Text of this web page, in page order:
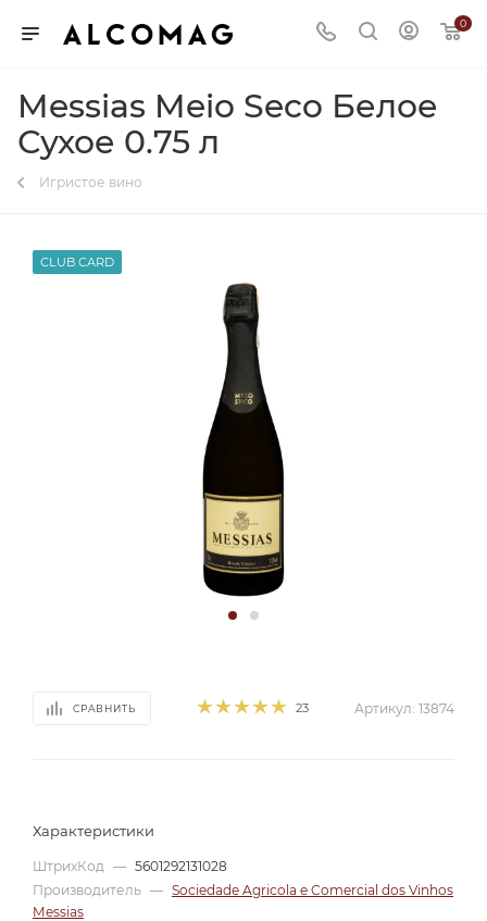
0
Messias Meio Seco Белое
Сухое 0.75 л
Игристое вино
CLUB CARD
СРАВНИТЬ 23 Артикул: 13874
Характеристики
ШтрихКод — 5601292131028
Производитель — Sociedade Agricola e Comercial dos Vinhos
Messias